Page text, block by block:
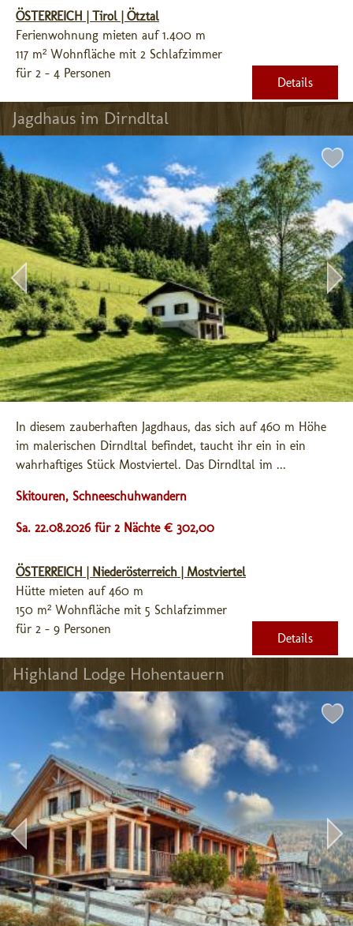
ÖSTERREICH | Tirol | Ötztal
Ferienwohnung mieten auf 1.400 m
117 m² Wohnfläche mit 2 Schlafzimmer
für 2 - 4 Personen
Details
Jagdhaus im Dirndltal
In diesem zauberhaften Jagdhaus, das sich auf 460 m Höhe
im malerischen Dirndltal befindet, taucht ihr ein in ein
wahrhaftiges Stück Mostviertel. Das Dirndltal im ...
Skitouren, Schneeschuhwandern
Sa. 22.08.2026 für 2 Nächte € 302,00
ÖSTERREICH | Niederösterreich | Mostviertel
Hütte mieten auf 460 m
150 m² Wohnfläche mit 5 Schlafzimmer
für 2 - 9 Personen
Details
Highland Lodge Hohentauern